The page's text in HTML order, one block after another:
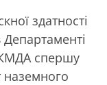
здатності
КМДА спершу
наземного